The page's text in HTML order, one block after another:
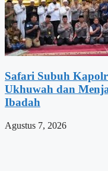
Safari Subuh
Ukhuwah dan
Ibadah
Agustus 7, 2026